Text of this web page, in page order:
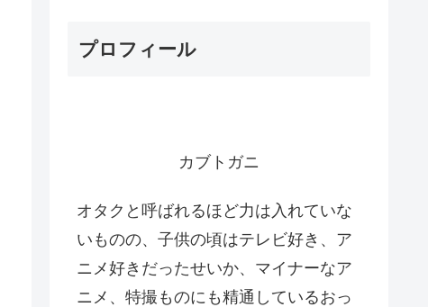
プロフィール
カブトガニ
オタクと呼ばれるほど力は入れていな
いものの、子供の頃はテレビ好き、ア
ニメ好きだったせいか、マイナーなア
ニメ、特撮ものにも精通しているおっ